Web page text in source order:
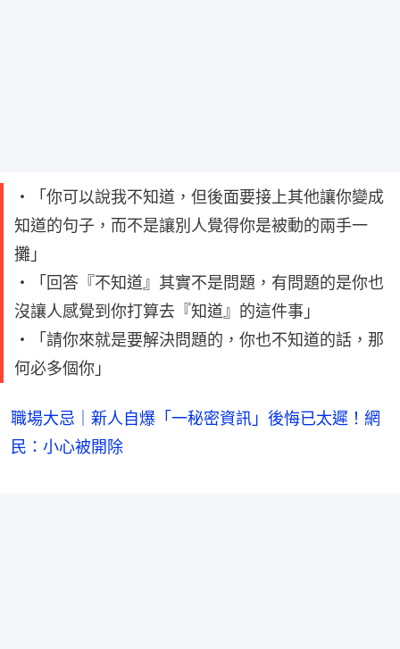
・「你可以說我不知道，但後面要接上其他讓你變成
知道的句子，而不是讓別人覺得你是被動的兩手一
攤」
・「回答『不知道』其實不是問題，有問題的是你也
沒讓人感覺到你打算去『知道』的這件事」
・「請你來就是要解決問題的，你也不知道的話，那
何必多個你」
職場大忌｜新人自爆「一秘密資訊」後悔已太遲！網
民：小心被開除